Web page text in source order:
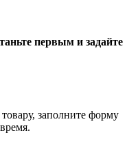
первым и задайте
заполните форму